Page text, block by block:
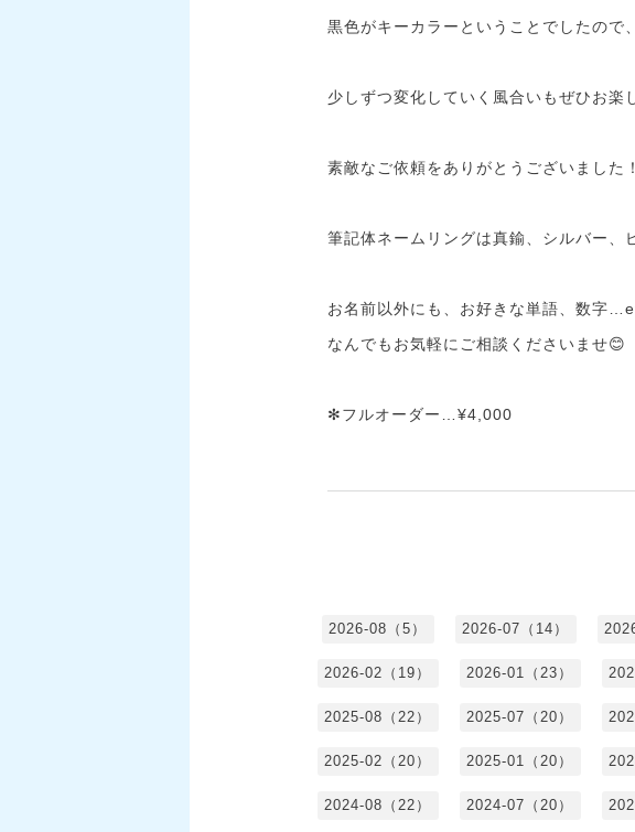
黒色がキーカラーということでしたので
少しずつ変化していく風合いもぜひお楽
素敵なご依頼をありがとうございました！
筆記体ネームリングは真鍮、シルバー、
お名前以外にも、お好きな単語、数字
なんでもお気軽にご相談くださいませ😊
✻フルオーダー…¥4,000
2026-08（5） 2026-07（14）
2026-02（19） 2026-01（23）
2025-08（22） 2025-07（20）
2025-02（20） 2025-01（20）
2024-08（22） 2024-07（20）